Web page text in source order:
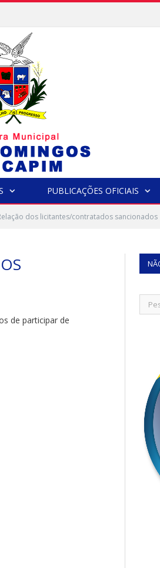
PUBLICAÇÕES OFICIAIS
dos licitantes/contratados sancionados
de participar de